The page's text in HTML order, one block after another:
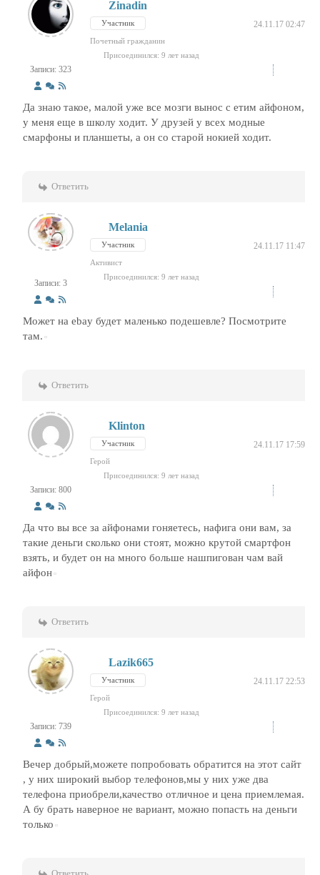
Записи: 323
Zinadin
Участник 24.11.17 02:47
Почетный гражданин
Присоединился: 9 лет назад
Да знаю такое, малой уже все мозги вынос с етим айфоном,
у меня еще в школу ходит. У друзей у всех модные
смарфоны и планшеты, а он со старой нокией ходит.
Ответить
Записи: 3
Melania
Участник 24.11.17 11:47
Активист
Присоединился: 9 лет назад
Может на ebay будет маленько подешевле? Посмотрите
там.
Ответить
Записи: 800
Klinton
Участник 24.11.17 17:59
Герой
Присоединился: 9 лет назад
Да что вы все за айфонами гоняетесь, нафига они вам, за
такие деньги сколько они стоят, можно крутой смартфон
взять, и будет он на много больше нашпигован чам вай
айфон
Ответить
Записи: 739
Lazik665
Участник 24.11.17 22:53
Герой
Присоединился: 9 лет назад
Вечер добрый,можете попробовать обратится на этот сайт
, у них широкий выбор телефонов,мы у них уже два
телефона приобрели,качество отличное и цена приемлемая.
А бу брать наверное не вариант, можно попасть на деньги
только